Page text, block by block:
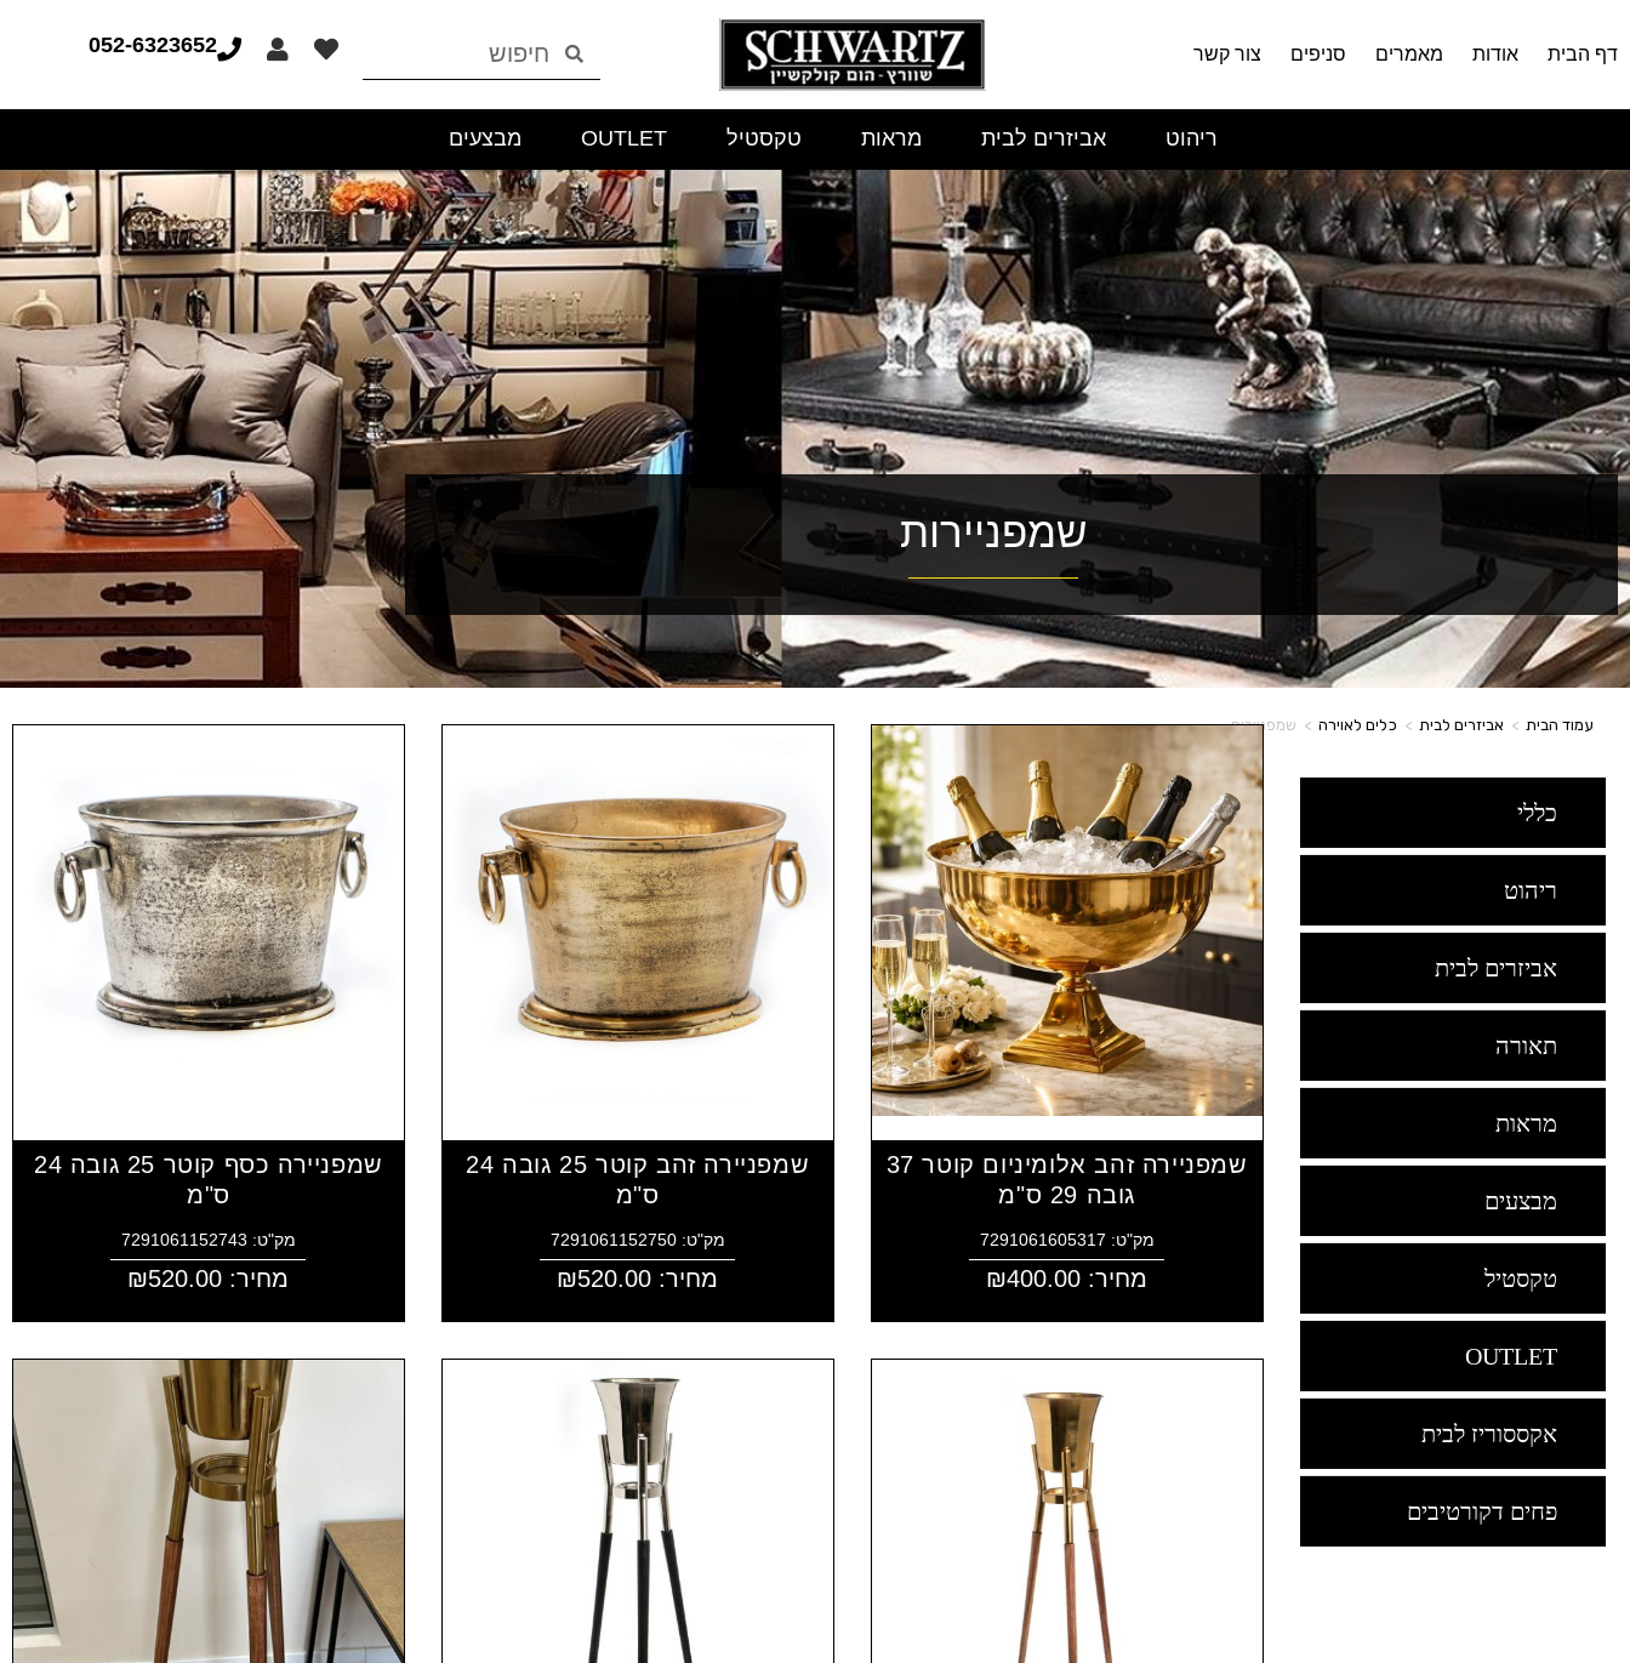
דף הבית אודות מאמרים סניפים צור קשר 052-6323652
ריהוט אביזרים לבית מראות טקסטיל OUTLET מבצעים
שמפניירות
עמוד הבית > אביזרים לבית > כלים לאוירה > שמפניירות
כללי
ריהוט
אביזרים לבית
תאורה
מראות
מבצעים
טקסטיל
OUTLET
אקססוריז לבית
פחים דקורטיבים
שמפניירה זהב אלומיניום קוטר 37
גובה 29 ס"מ
מק"ט: 7291061605317
מחיר: ₪400.00
שמפניירה זהב קוטר 25 גובה 24
ס"מ
מק"ט: 7291061152750
מחיר: ₪520.00
שמפניירה כסף קוטר 25 גובה 24
ס"מ
מק"ט: 7291061152743
מחיר: ₪520.00